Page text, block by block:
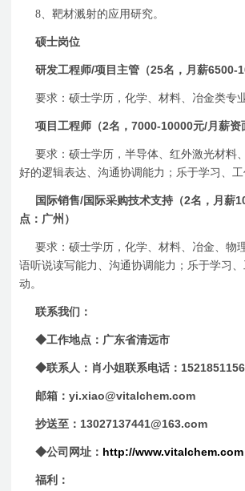
8 、靶材溅射的应用研究。
硕士岗位
研发工程师/项目主管（25名，月薪6500-
要求：硕士学历，化学、材料、冶金类专业
项目工程师（2名，7000-10000元/ 月薪资
要求：硕士学历，半导体、红外激光材料
好的逻辑表达、沟通协调能力；乐于学习、工
国际销售/国际采购技术支持（2名，月薪
点：广州）
要求：硕士学历，化学、材料、冶金、物
语听说读写能力、沟通协调能力；乐于学习
动。
联系我们：
◆工作地点：广东省清远市
◆联系人：肖小姐联系电话：
邮箱：yi.xiao@vitalchem.com
抄送至： 13027137441@163.com
◆公司网址： http://www.vitalchem.com
福利：